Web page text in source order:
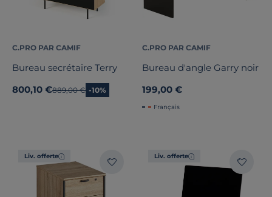
C.PRO PAR CAMIF
Bureau secrétaire Terry
800,10 €Ancien prix
889,00 € -10%
C.PRO PAR CAMIF
Bureau d'angle Garry noir
199,00 €
Français
Liv. offerte Liv. offerte